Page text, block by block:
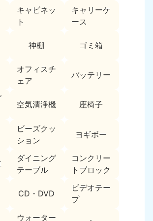
キャビネッ
ト
キャリーケ
ース
神棚 ゴミ箱
オフィスチ
ェア
バッテリー
空気清浄機 座椅子
ビーズクッ
ション
ヨギボー
ダイニング
テーブル
コンクリー
トブロック
CD・DVD
ビデオテー
プ
ウォーター
5271
5265
中無休
神奈川県
5268
中無休
050-1881-5266
9:00〜19:00 年中無休
5270
茨城県
050-1881-5269
9:00〜19:00 年中無休
5267